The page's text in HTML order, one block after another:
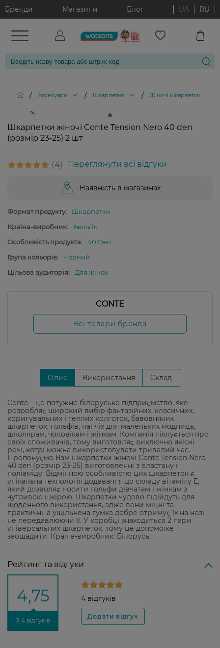
Бренди Магазини Блог UA RU
/ Аксесуари / Шкарпетки / Жіночі шкарпетки
Шкарпетки жіночі Conte Tension Nero 40 den
(розмір 23-25) 2 шт
4 Переглянути всі відгуки
Наявність в магазинах
Формат продукту:
Шкарпетки
Країна-виробник:
Бельгія
Особливість продукта:
40 Den
Група кольорів:
Чорний
Цільова аудиторія:
Для жінок
CONTE
Всі товари бренда
Опис Використання Склад
Conte – це потужне білоруське підприємство, яке
розробляє широкий вибір фантазійних, класичних,
коригувальних і теплих колготок, бавовняних
шкарпеток, гольфів, панчіх для маленьких модниць,
школярам, чоловікам і жінкам. Компанія піклується про
своїх споживачів, тому виготовляє виключно якісні
речі, котрі можна використовувати тривалий час.
Пропонуємо Вам шкарпетки жіночі Conte Tension Nero
40 den (розмір 23-25) виготовленні з еластану і
поліаміду. Відмінною особливістю цих шкарпеток є
унікальна технологія додавання до складу вітаміну E,
який дозволяє носити гольфи дівчатам і жінкам з
чутливою шкірою. Шкарпетки чудово підійдуть для
щоденного використання, адже вони міцні та
практичні, а ущільнена гумка добре отримує їх на нозі,
не передавлюючи її. У коробці знаходиться 2 пари
універсальних шкарпеток, тому це допоможе
заощадити. Країна-виробник: Білорусь.
Рейтинг та відгуки
4,75
З 4 відгуків
4 відгуків